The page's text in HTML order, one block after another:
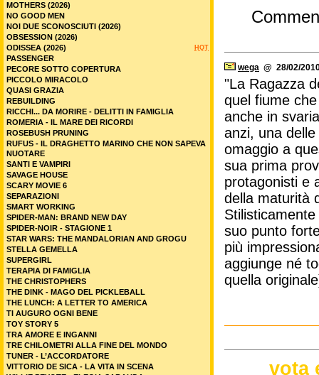
wega @ 28/02/
"La Ragazza
quel fiume
anche in
anzi, una
omaggio a
sua prima
protagonisti e
della maturità
suo punto
più
aggiunge né
quella
vota
MOTHERS (2026)
NO GOOD MEN
NOI DUE SCONOSCIUTI (2026)
OBSESSION (2026)
HOT
ODISSEA (2026)
PASSENGER
PECORE SOTTO COPERTURA
PICCOLO MIRACOLO
QUASI GRAZIA
REBUILDING
RICCHI... DA MORIRE - DELITTI IN FAMIGLIA
ROMERIA - IL MARE DEI RICORDI
ROSEBUSH PRUNING
RUFUS - IL DRAGHETTO MARINO CHE NON SAPEVA
NUOTARE
SANTI E VAMPIRI
SAVAGE HOUSE
SCARY MOVIE 6
SEPARAZIONI
SMART WORKING
SPIDER-MAN: BRAND NEW DAY
SPIDER-NOIR - STAGIONE 1
STAR WARS: THE MANDALORIAN AND GROGU
STELLA GEMELLA
SUPERGIRL
TERAPIA DI FAMIGLIA
THE CHRISTOPHERS
THE DINK - MAGO DEL PICKLEBALL
THE LUNCH: A LETTER TO AMERICA
TI AUGURO OGNI BENE
TOY STORY 5
TRA AMORE E INGANNI
TRE CHILOMETRI ALLA FINE DEL MONDO
TUNER - L’ACCORDATORE
VITTORIO DE SICA - LA VITA IN SCENA